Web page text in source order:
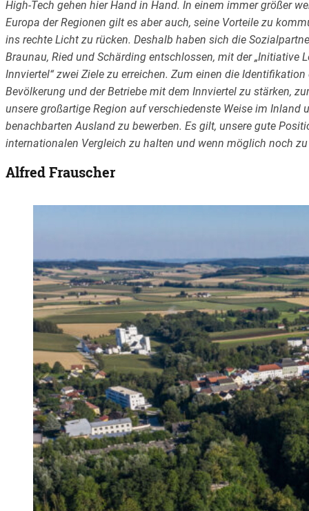
High-Tech gehen hier Hand in Hand. In einem immer größer
Europa der Regionen gilt es aber auch, seine Vorteile zu
ins rechte Licht zu rücken. Deshalb haben sich die
Braunau, Ried und Schärding entschlossen, mit der „Initiative
Innviertel“ zwei Ziele zu erreichen. Zum einen die Identifikation
Bevölkerung und der Betriebe mit dem Innviertel zu stärken,
unsere großartige Region auf verschiedenste Weise im Inland
benachbarten Ausland zu bewerben. Es gilt, unsere gute
internationalen Vergleich zu halten und wenn möglich noch zu
Alfred Frauscher